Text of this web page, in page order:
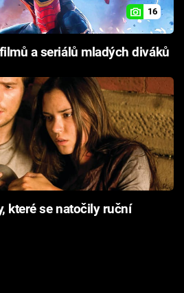
16
a seriálů mladých diváků
které se natočily ruční